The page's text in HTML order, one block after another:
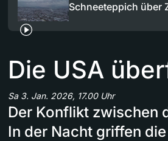
Schneeteppich über
Die USA
Sa 3. Jan. 2026, 17.00 Uhr
Der Konflikt zwischen
In der Nacht griffen